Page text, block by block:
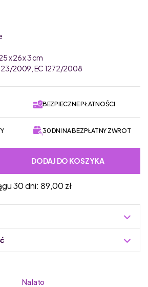
x 26 x 3 cm
2009, EC 1272/2008
BEZPIECZNE PŁATNOŚCI
30 DNI NA BEZPŁATNY ZWROT
DODAJ DO KOSZYKA
30 dni: 89,00 zł
Na lato